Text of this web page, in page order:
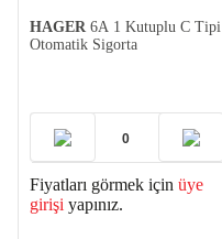
HAGER 6A 1 Kutuplu C Tipi
Otomatik Sigorta
Fiyatları görmek için üye
girişi yapınız.